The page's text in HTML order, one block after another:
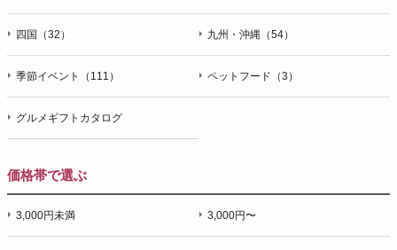
四国（32） 九州・沖縄（54）
季節イベント（111） ペットフード（3）
グルメギフトカタログ
価格帯で選ぶ
3,000円未満 3,000円〜